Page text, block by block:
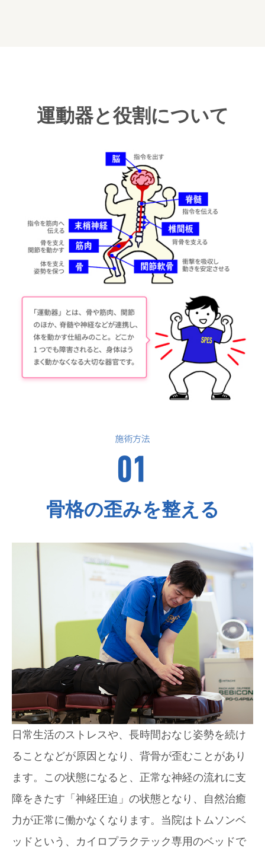
運動器と役割について
骨格の歪みを整える
日常生活のストレスや、長時間おなじ姿勢を続け
ることなどが原因となり、背骨が歪むことがあり
ます。この状態になると、正常な神経の流れに支
障をきたす「神経圧迫」の状態となり、自然治癒
力が正常に働かなくなります。当院はトムソンベ
ッドという、カイロプラクテック専用のベッドで